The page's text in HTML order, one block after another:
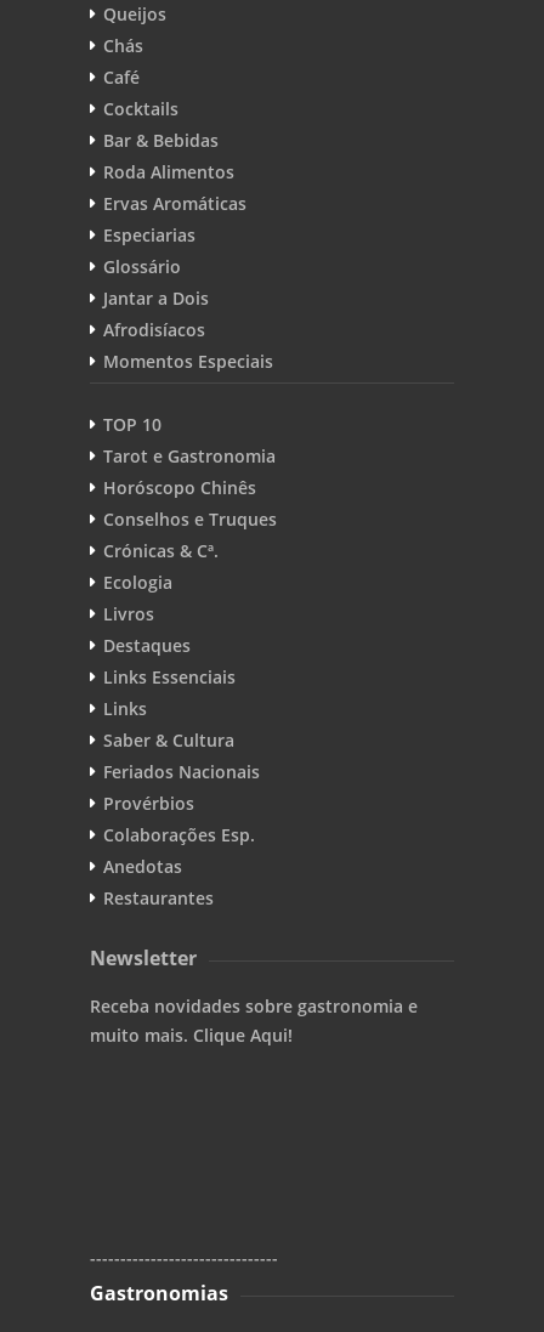
Queijos
Chás
Café
Cocktails
Bar & Bebidas
Roda Alimentos
Ervas Aromáticas
Especiarias
Glossário
Jantar a Dois
Afrodisíacos
Momentos Especiais
TOP 10
Tarot e Gastronomia
Horóscopo Chinês
Conselhos e Truques
Crónicas & Cª.
Ecologia
Livros
Destaques
Links Essenciais
Links
Saber & Cultura
Feriados Nacionais
Provérbios
Colaborações Esp.
Anedotas
Restaurantes
Newsletter
Receba novidades sobre gastronomia e
muito mais. Clique Aqui!
-------------------------------
Gastronomias